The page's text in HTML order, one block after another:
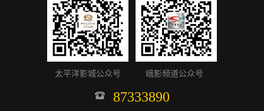
太平洋影城公众号 峨影频道公众号
87333890